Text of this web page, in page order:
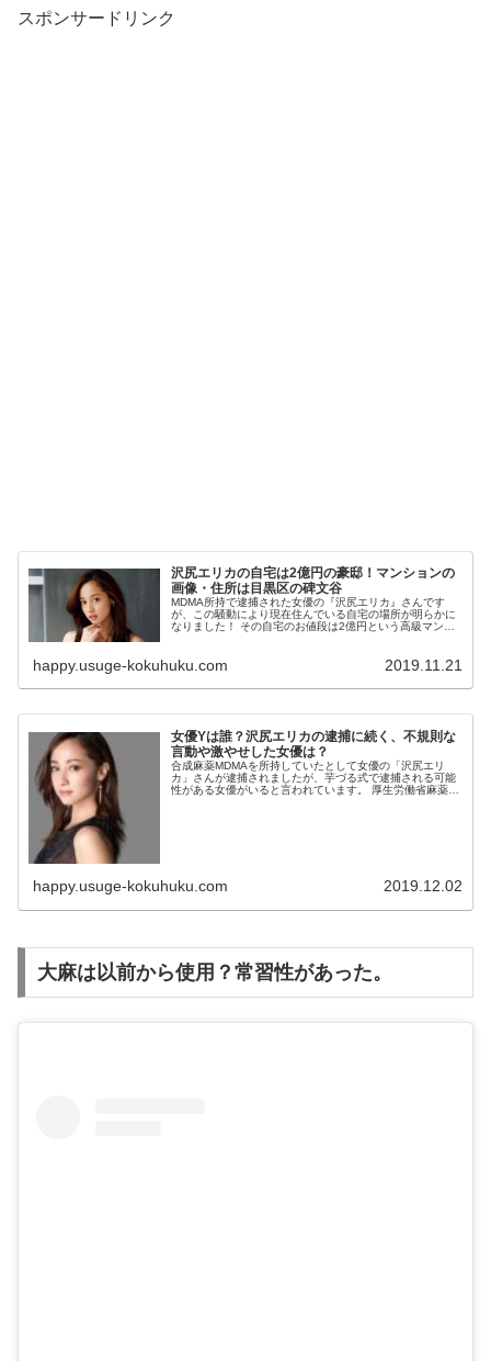
スポンサードリンク
沢尻エリカの自宅は2億円の豪邸！マンションの
画像・住所は目黒区の碑文谷
MDMA所持で逮捕された女優の『沢尻エリカ』さんです
が、この騒動により現在住んでいる自宅の場所が明らかに
なりました！ その自宅のお値段は2億円という高級マンシ
happy.usuge-kokuhuku.com 2019.11.21
女優Yは誰？沢尻エリカの逮捕に続く、不規則な
言動や激やせした女優は？
合成麻薬MDMAを所持していたとして女優の「沢尻エリ
カ」さんが逮捕されましたが、芋づる式で逮捕される可能
性がある女優がいると言われています。 厚生労働省麻薬取
happy.usuge-kokuhuku.com 2019.12.02
大麻は以前から使用？常習性があった。